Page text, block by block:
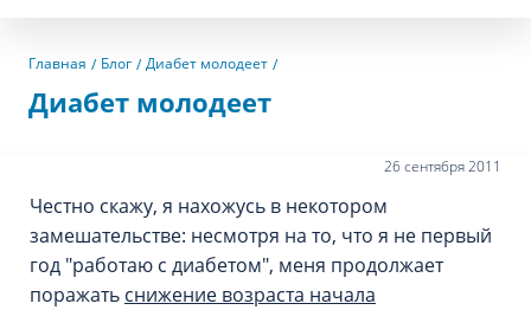
Главная Блог Диабет молодеет
Диабет молодеет
26 сентября 2011
Честно скажу, я нахожусь в некотором
замешательстве: несмотря на то, что я не первый
год "работаю с диабетом", меня продолжает
поражать снижение возраста начала